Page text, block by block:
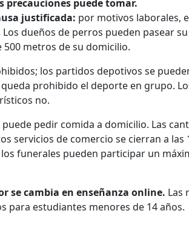
precauciones puede tomar.
justificada: por motivos laborales,
dueños de perros pueden pasear
metros de su domicilio.
los partidos depotivos se
prohibido el deporte en grupo.
no.
pedir comida a domicilio. Las
servicios de comercio se cierran a las
funerales pueden participar un
se cambia en enseñanza online. Las
para estudiantes menores de 14 años.